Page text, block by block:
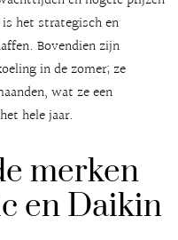
het strategisch en
Bovendien zijn
in de zomer; ze
wat ze een
hele jaar.
merken
en Daikin